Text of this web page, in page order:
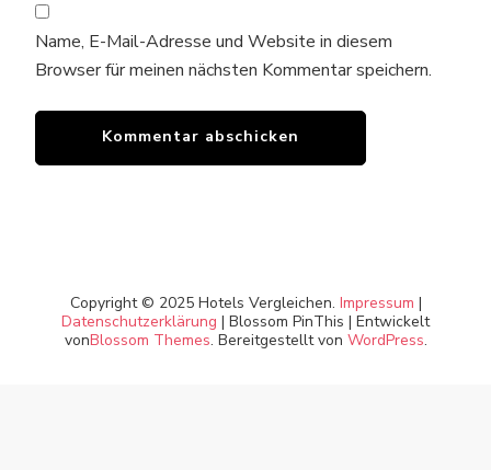
Name, E-Mail-Adresse und Website in diesem
Browser für meinen nächsten Kommentar speichern.
Copyright © 2025 Hotels Vergleichen. Impressum |
Datenschutzerklärung | Blossom PinThis | Entwickelt
vonBlossom Themes. Bereitgestellt von WordPress.